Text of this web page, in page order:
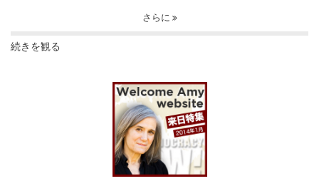
さらに
続きを観る